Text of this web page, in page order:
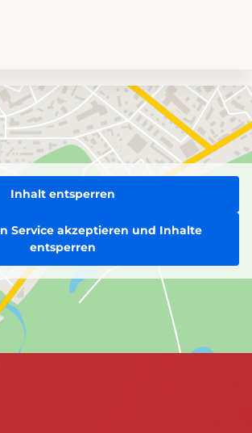
Inhalt entsperren
Service akzeptieren und Inhalte
entsperren